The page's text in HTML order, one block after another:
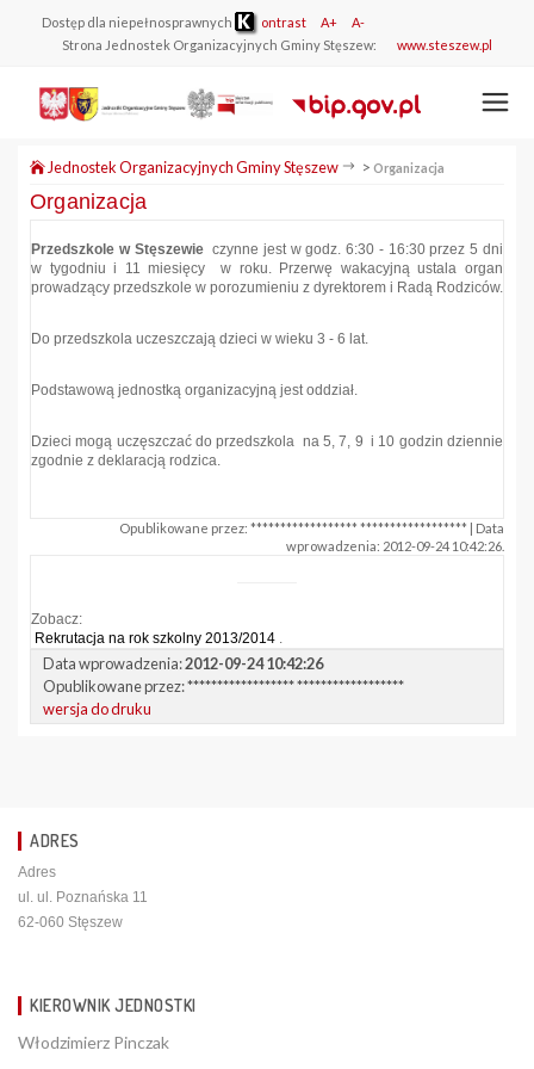
Dostęp dla niepełnosprawnych ontrast A+
A-
Strona Jednostek Organizacyjnych Gminy Stęszew:
www.steszew.pl
Jednostek Organizacyjnych Gminy Stęszew > Organizacja
Organizacja
Przedszkole w Stęszewieczynne jest w godz. 6:30 - 16:30 przez 5 dni
w tygodniu i 11 miesięcy w roku. Przerwę wakacyjną ustala organ
prowadzący przedszkole w porozumieniu z dyrektorem i Radą Rodziców.
Do przedszkola uczeszczają dzieci w wieku 3 - 6 lat.
Podstawową jednostką organizacyjną jest oddział.
Dzieci mogą uczęszczać do przedszkola na 5, 7, 9 i 10 godzin dziennie
zgodnie z deklaracją rodzica.
Opublikowane przez: ****************** ****************** | Data
wprowadzenia: 2012-09-24 10:42:26.
Zobacz:
Rekrutacja na rok szkolny 2013/2014 .
Data wprowadzenia:2012-09-24 10:42:26
Opublikowane przez:****************** ******************
wersja do druku
ADRES
Adres
ul. ul. Poznańska 11
62-060 Stęszew
KIEROWNIK JEDNOSTKI
Włodzimierz Pinczak